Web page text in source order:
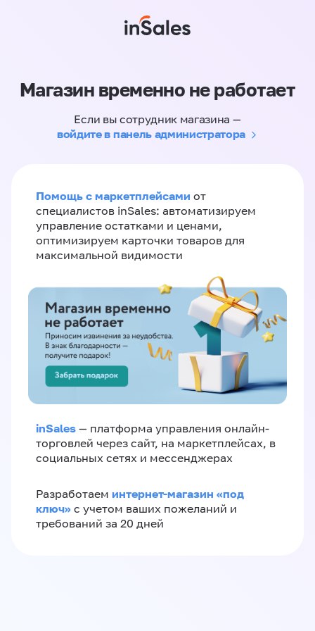
Магазин временно не работает
Если вы сотрудник магазина —
войдите в панель администратора
Помощь с маркетплейсами от
специалистов inSales: автоматизируем
управление остатками и ценами,
оптимизируем карточки товаров для
максимальной видимости
inSales — платформа управления онлайн-
торговлей через сайт, на маркетплейсах, в
социальных сетях и мессенджерах
Разработаем интернет-магазин «‎под
ключ»‎ с учетом ваших пожеланий и
требований за 20 дней